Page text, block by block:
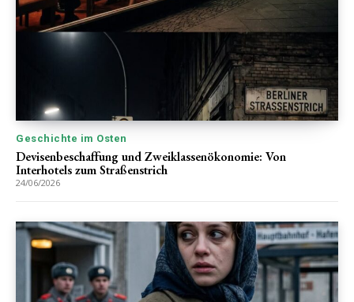
Geschichte im Osten
Devisenbeschaffung und Zweiklassenökonomie: Von
Interhotels zum Straßenstrich
24/06/2026